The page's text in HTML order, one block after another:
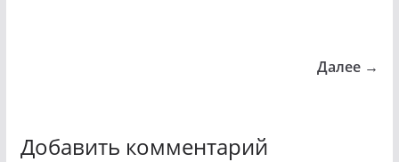
Далее →
Добавить комментарий